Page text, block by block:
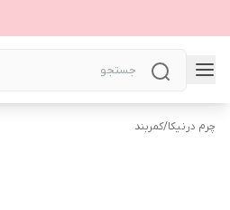
چرم درنیکا/کمربند